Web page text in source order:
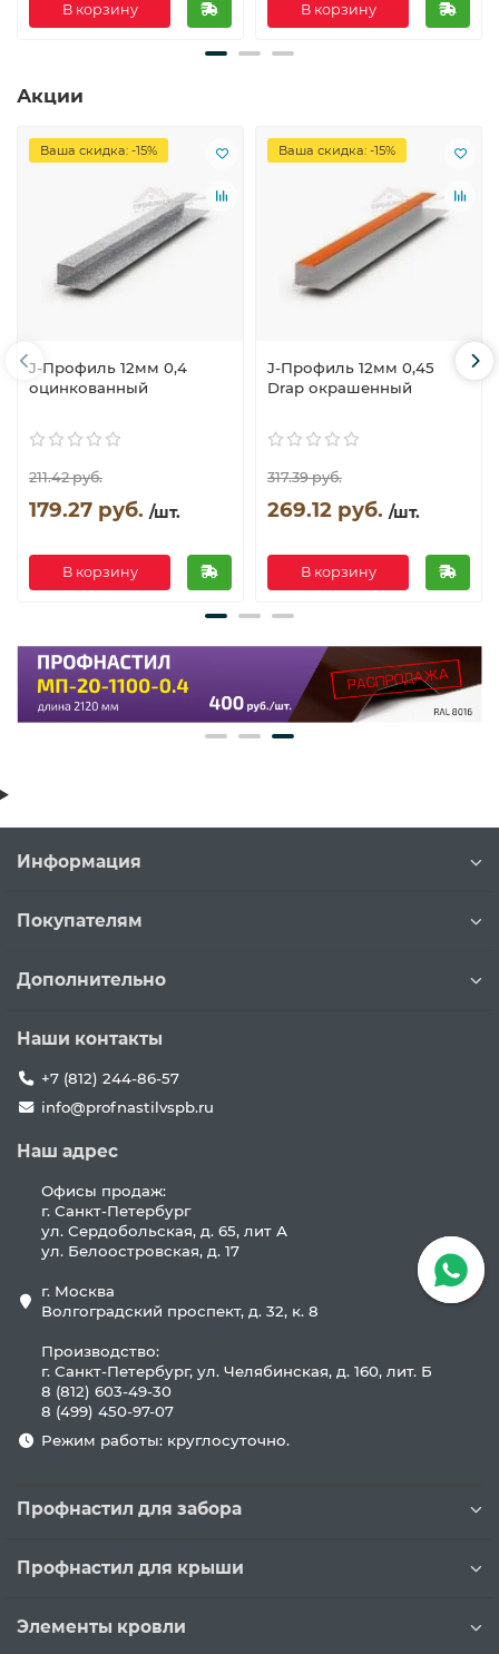
В корзину В корзину
Акции
Ваша скидка: -15%
J-Профиль 12мм 0,4
оцинкованный
211.42 руб.
179.27 руб. /шт.
В корзину
Ваша скидка: -15%
J-Профиль 12мм 0,45
Drap окрашенный
317.39 руб.
269.12 руб. /шт.
В корзину
Информация
Покупателям
Дополнительно
Наши контакты
+7 (812) 244-86-57
info@profnastilvspb.ru
Наш адрес
Офисы продаж:
г. Санкт-Петербург
ул. Сердобольская, д. 65, лит А
ул. Белоостровская, д. 17
г. Москва
Волгоградский проспект, д. 32, к. 8
Производство:
г. Санкт-Петербург, ул. Челябинская, д. 160, лит. Б
8 (812) 603-49-30
8 (499) 450-97-07
Режим работы: круглосуточно.
Профнастил для забора
Профнастил для крыши
Элементы кровли